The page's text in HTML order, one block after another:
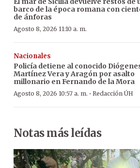
barco de la época romana con
de ánforas
Agosto 8, 2026 11:10 a. m.
Nacionales
Policía detiene al conocido
Martínez Vera y Aragón por asalto
millonario en Fernando de la Mora
Agosto 8, 2026 10:57 a. m. · Redacción ÚH
Notas más leídas